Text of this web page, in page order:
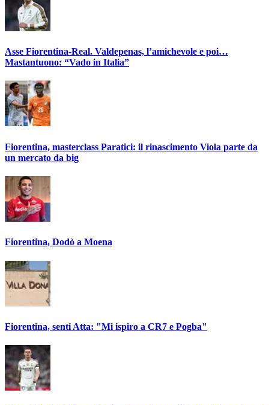
Asse Fiorentina-Real. Valdepenas, l’amichevole e poi…
Mastantuono: “Vado in Italia”
Fiorentina, masterclass Paratici: il rinascimento Viola parte da
un mercato da big
Fiorentina, Dodò a Moena
Fiorentina, senti Atta: "Mi ispiro a CR7 e Pogba"